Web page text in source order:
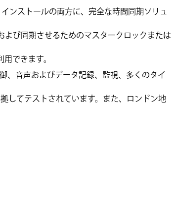
ンストールの両方に、完全な時間同期ソリュ
よび同期させるためのマスタークロックまたは
できます。
、音声およびデータ記録、監視、多くのタイ
してテストされています。また、ロンドン地